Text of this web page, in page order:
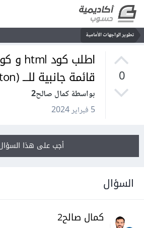
تطوير الواجهات الأمامية
0
قائمة جانبية للـــ (button)
بواسطة كمال صالح2
5 فبراير 2024
أجب على هذا السؤال
السؤال
كمال صالح2